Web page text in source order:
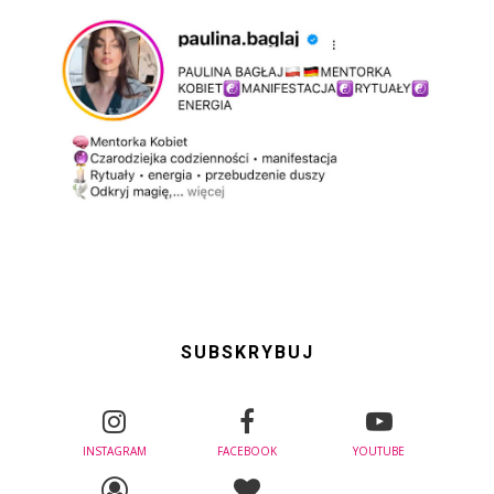
SUBSKRYBUJ
INSTAGRAM FACEBOOK YOUTUBE